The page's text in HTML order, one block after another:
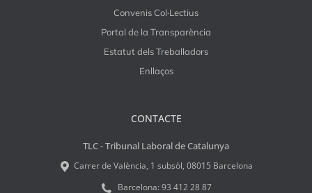
Convenis Col·Lectius
Portal de la Transparència
Estatut dels Treballadors
Enllaços
CONTACTE
TLC - Tribunal Laboral de Catalunya
Carrer de València, 1 subsòl, 08015 Barcelona
Barcelona: 93 412 28 87